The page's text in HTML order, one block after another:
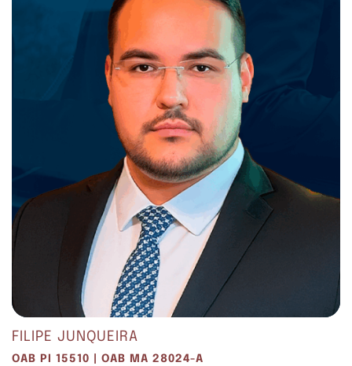
FILIPE JUNQUEIRA
OAB PI 15510 | OAB MA 28024-A